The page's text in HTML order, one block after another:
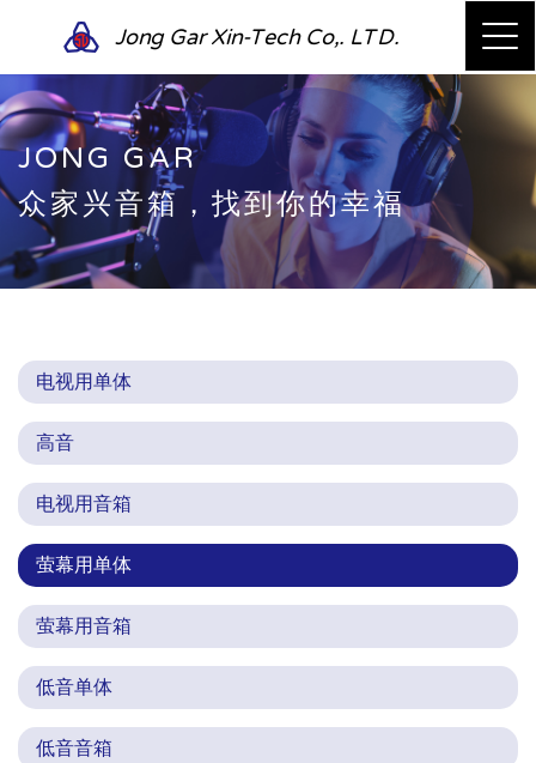
Jong Gar Xin-Tech Co,. LTD.
JONG GAR
众家兴音箱，找到你的幸福
电视用单体
高音
电视用音箱
萤幕用单体
萤幕用音箱
低音单体
低音音箱